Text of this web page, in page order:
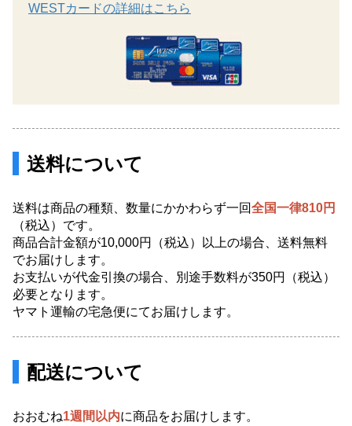
WESTカードの詳細はこちら
送料について
送料は商品の種類、数量にかかわらず一回全国一律810円
（税込）です。
商品合計金額が10,000円（税込）以上の場合、送料無料
でお届けします。
お支払いが代金引換の場合、別途手数料が350円（税込）
必要となります。
ヤマト運輸の宅急便にてお届けします。
配送について
おおむね1週間以内に商品をお届けします。